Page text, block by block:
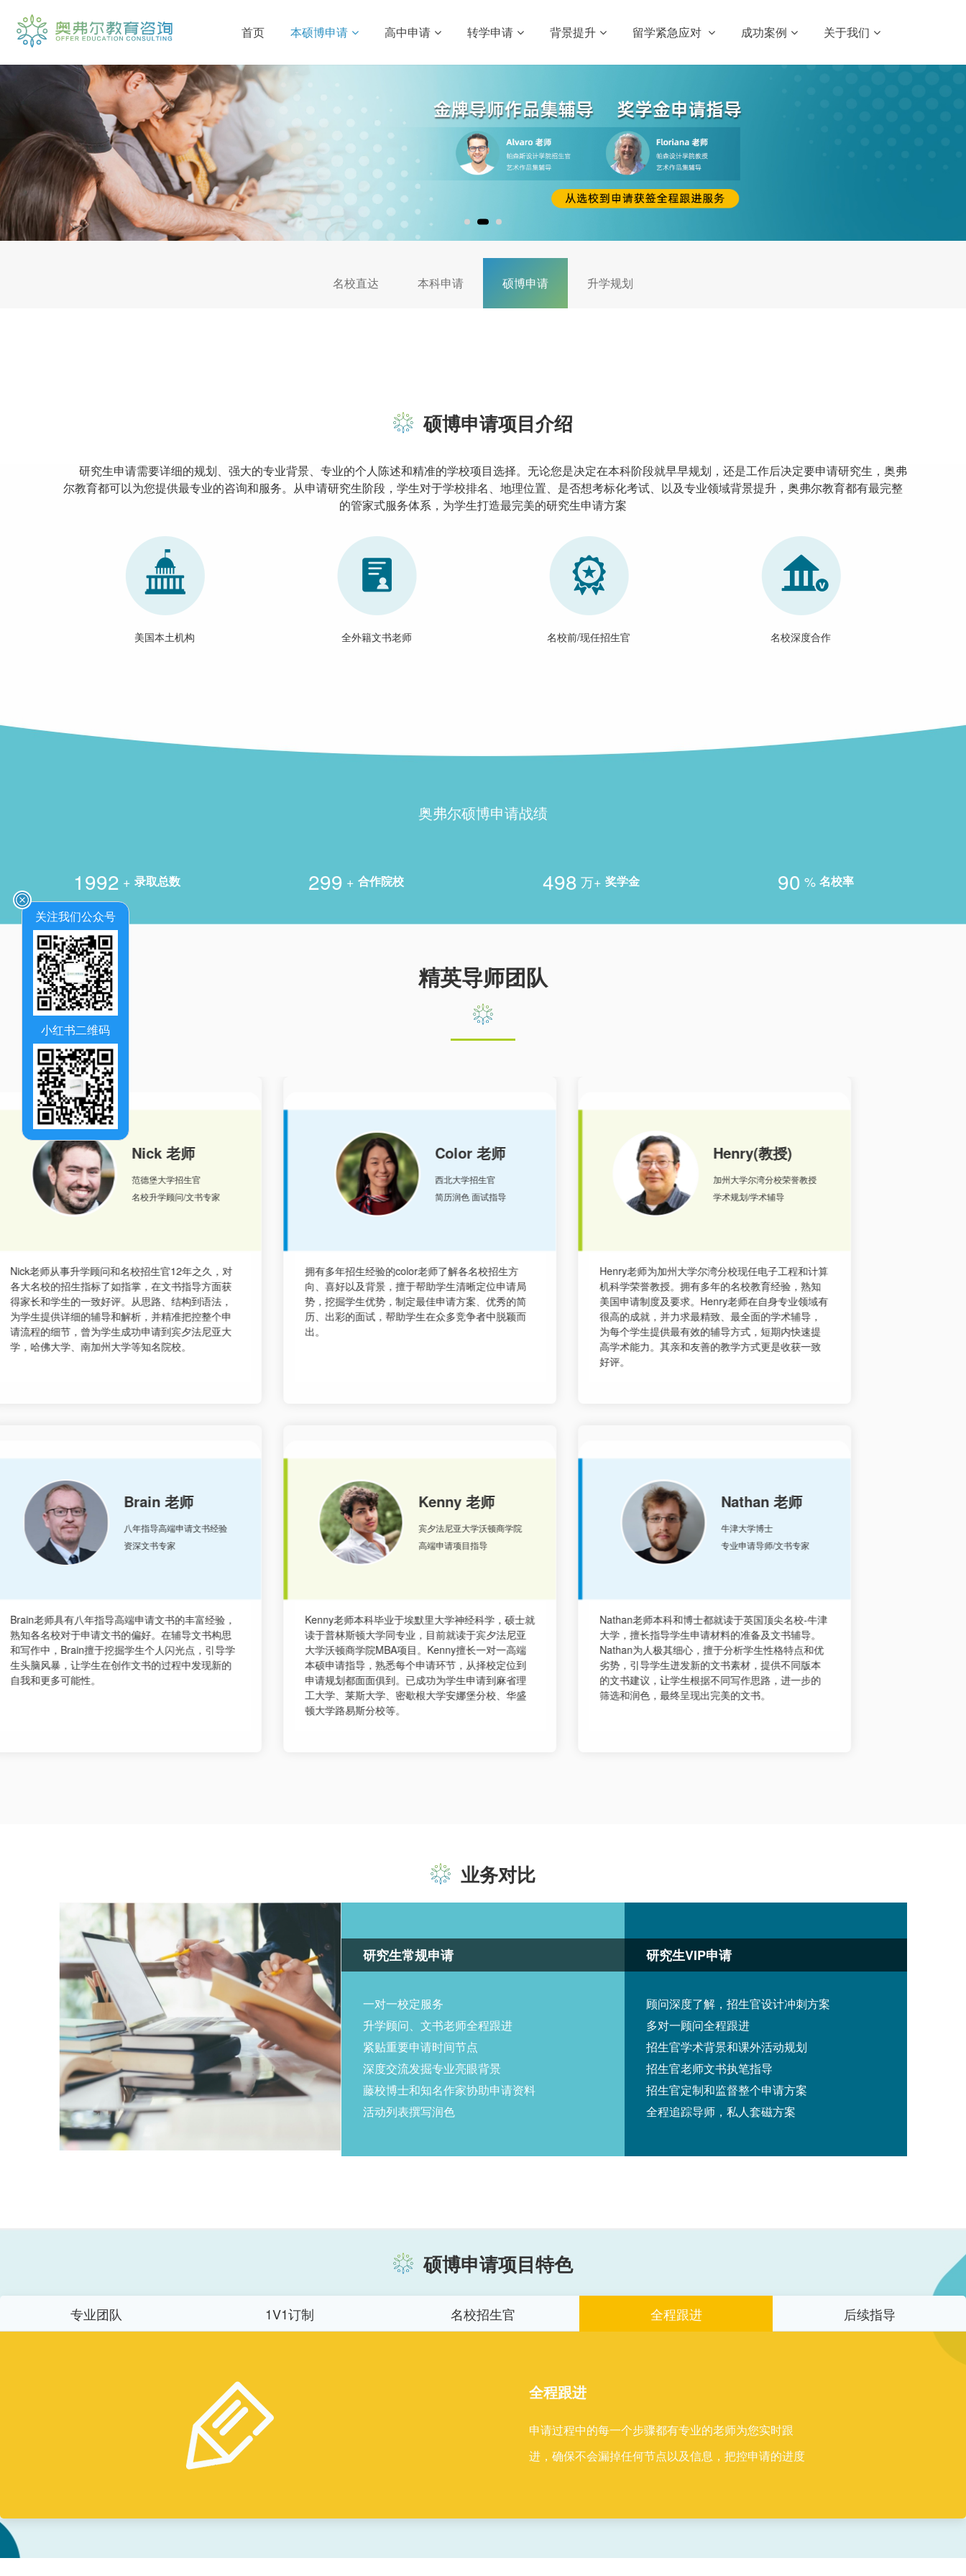
首页 本硕博申请 高中申请 转学申请 背景提升 留学紧急应对 成功案例 关于我们
名校直达 本科申请 硕博申请 升学规划
硕博申请项目介绍
研究生申请需要详细的规划、强大的专业背景、专业的个人陈述和精准的学校项目选择。无论您是决定在本科阶段就早早规划，还是工作后决定要申请研究生，奥弗
尔教育都可以为您提供最专业的咨询和服务。从申请研究生阶段，学生对于学校排名、地理位置、是否想考标化考试、以及专业领域背景提升，奥弗尔教育都有最完整
的管家式服务体系，为学生打造最完美的研究生申请方案
美国本土机构 全外籍文书老师 名校前/现任招生官 名校深度合作
奥弗尔硕博申请战绩
2000 + 录取总数 300 + 合作院校 500 万+ 奖学金 90 % 名校率
精英导师团队
Color 老师
西北大学招生官
简历润色 面试指导
拥有多年招生经验的color老师了解各名校招生方
向、喜好以及背景，擅于帮助学生清晰定位申请局
势，挖掘学生优势，制定最佳申请方案、优秀的简
历、出彩的面试，帮助学生在众多竞争者中脱颖而
出。
Kenny 老师
宾夕法尼亚大学沃顿商学院
高端申请项目指导
Kenny老师本科毕业于埃默里大学神经科学，硕士就
读于普林斯顿大学同专业，目前就读于宾夕法尼亚
大学沃顿商学院MBA项目。Kenny擅长一对一高端
本硕申请指导，熟悉每个申请环节，从择校定位到
申请规划都面面俱到。已成功为学生申请到麻省理
Henry(教授)
加州大学尔湾分校荣誉教授
学术规划/学术辅导
Henry老师为加州大学尔湾分校现任电子工程和计算
机科学荣誉教授。拥有多年的名校教育经验，熟知
美国申请制度及要求。Henry老师在自身专业领域有
很高的成就，并力求最精致、最全面的学术辅导，
为每个学生提供最有效的辅导方式，短期内快速提
Nathan 老师
牛津大学博士
专业申请导师/文书专家
Nathan老师本科和博士都就读于英国顶尖名校-牛津
大学，擅长指导学生申请材料的准备及文书辅导。
Nathan为人极其细心，擅于分析学生性格特点和优
劣势，引导学生迸发新的文书素材，提供不同版本
的文书建议，让学生根据不同写作思路，进一步的
筛选和润色，最终呈现出完美的文书。
Gene 老师
麻省理工大学资深项目主管
资深职业规划导师
Gene老师在麻省理工大学担任重要项目主管，以及
为麻省理工大学的学生提供职业规划和咨询。Gene
老师非常擅于匹配学生的个人学术背景和相关行
业，精准定位学生的求职核心，为学生制定一对一
的职业生涯培训，如简历修改，名企内推，面试培
训等一系列辅导。
Eva 老师
世界五百强UI/UX设计师
资深艺术申请导师
Eva老师是任职于世界五百强UI/UX的设计师，有丰
富的设计经历和多年的作品集辅导经验，对UI/UX市
场风向标有敏锐的洞察力，能帮助学生定位个人作
品风格，短期内快速提升作品集水平。年轻有活力
的指导风格为多位学生拿下帕森设计学院、艺术中
心设计学院、伊利诺伊大学香槟分校、华盛顿大学
业务对比
研究生常规申请
一对一校定服务
升学顾问、文书老师全程跟进
紧贴重要申请时间节点
深度交流发掘专业亮眼背景
藤校博士和知名作家协助申请资料
活动列表撰写润色
研究生VIP申请
顾问深度了解，招生官设计冲刺方案
多对一顾问全程跟进
招生官学术背景和课外活动规划
招生官老师文书执笔指导
招生官定制和监督整个申请方案
全程追踪导师，私人套磁方案
硕博申请项目特色
专业团队 1V1订制 名校招生官 全程跟进 后续指导
全程跟进
申请过程中的每一个步骤都有专业的老师为您实时跟
进，确保不会漏掉任何节点以及信息，把控申请的进度
关注我们公众号
小红书二维码